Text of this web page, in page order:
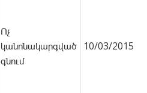
Ոչ
կանոնակարգված
գնում
10/03/2015